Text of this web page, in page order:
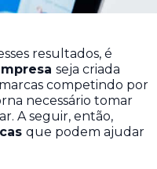
resultados, é
seja criada
competindo por
necessário tomar
A seguir, então,
que podem ajudar